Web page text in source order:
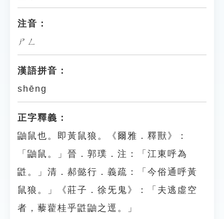
注音：
ㄕㄥ
漢語拼音：
shēng
正字釋義：
鼬鼠也。即黃鼠狼。《爾雅．釋獸》：
「鼬鼠。」晉．郭璞．注：「江東呼為
鼪。」清．郝懿行．義疏：「今俗通呼黃
鼠狼。」《莊子．徐旡鬼》：「夫逃虛空
者，藜藋桂乎鼪鼬之逕。」